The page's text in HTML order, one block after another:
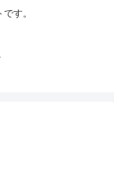
す。